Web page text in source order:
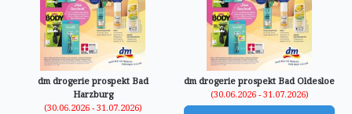
dm drogerie prospekt Bad
Harzburg
(30.06.2026 - 31.07.2026)
dm drogerie prospekt Bad Oldesloe
(30.06.2026 - 31.07.2026)